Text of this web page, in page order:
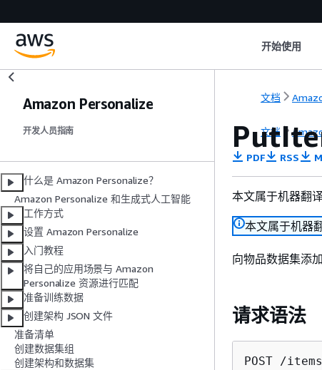
开始使用
Amazon Personalize
开发人员指南
什么是 Amazon Personalize？
Amazon Personalize 和生成式人工智能
工作方式
设置 Amazon Personalize
入门教程
将自己的应用场景与 Amazon
Personalize 资源进行匹配
准备训练数据
创建架构 JSON 文件
准备清单
创建数据集组
创建架构和数据集
文档
文档
PDF RSS
本文属于机器翻
本文属于机器
向物品数据集添
请求语法
POST /